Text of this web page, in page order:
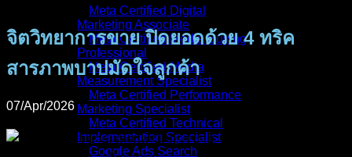
Meta Certified Digital
Marketing Associate
Meta Certified Media Buying
Professional
Meta Certified Media
Measurement Specialist
Meta Certified Performance
Marketing Specialist
Meta Certified Technical
Implementation Specialist
Google Ads Search
จิตวิทยาการขาย ปิดยอดด้วย 4 ทริค
สารภาพบาปมัดใจลูกค้า
07/Apr/2026